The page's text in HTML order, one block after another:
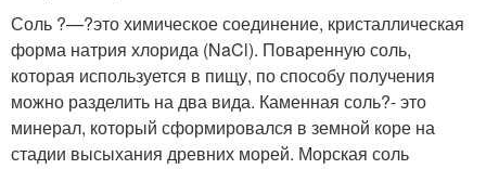
Соль ?—?это химическое соединение, кристаллическая
форма натрия хлорида (NaCl). Поваренную соль,
которая используется в пищу, по способу получения
можно разделить на два вида. Каменная соль?- это
минерал, который сформировался в земной коре на
стадии высыхания древних морей. Морская соль